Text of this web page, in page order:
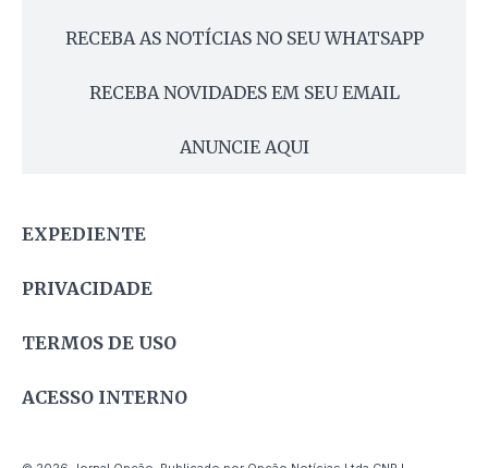
RECEBA AS NOTÍCIAS NO SEU WHATSAPP
RECEBA NOVIDADES EM SEU EMAIL
ANUNCIE AQUI
EXPEDIENTE
PRIVACIDADE
TERMOS DE USO
ACESSO INTERNO